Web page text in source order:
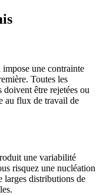
une contrainte
Toutes les
doivent être rejetées ou
au flux de travail de
une variabilité
risquez une nucléation
larges distributions de